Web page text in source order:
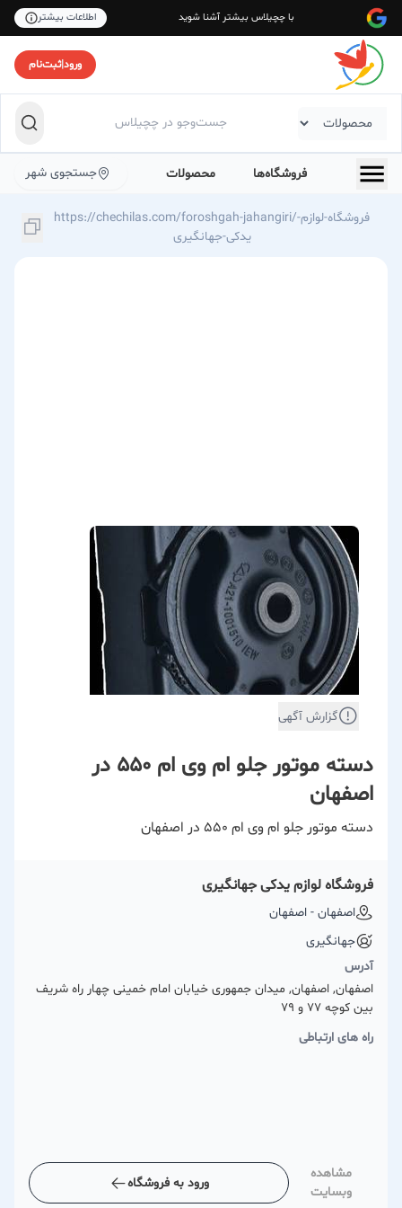
با چچیلاس بیشتر آشنا شوید اطلاعات بیشتر
ورود|ثبت‌نام
فروشگاه‌ها محصولات جستجوی شهر
https://chechilas.com/foroshgah-jahangiri/فروشگاه-لوازم-
یدکی-جهانگیری
گزارش آگهی
دسته موتور جلو ام وی ام 550 در
اصفهان
دسته موتور جلو ام وی ام 550 در اصفهان
فروشگاه لوازم یدکی جهانگیری
اصفهان - اصفهان
جهانگیری
آدرس
اصفهان, اصفهان, میدان جمهوری خیابان امام خمینی چهار راه شریف
بین کوچه 77 و 79
راه های ارتباطی
مشاهده
وبسایت
ورود به فروشگاه